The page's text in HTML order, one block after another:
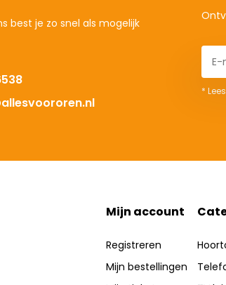
best je zo snel als mogelijk
*
Mijn account
Registreren
Mijn bestellingen